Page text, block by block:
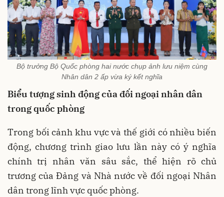
Bộ trưởng Bộ Quốc phòng hai nước chụp ảnh lưu niệm cùng
Nhân dân 2 ấp vừa ký kết nghĩa
Biểu tượng sinh động của đối ngoại nhân dân
trong quốc phòng
Trong bối cảnh khu vực và thế giới có nhiều biến
động, chương trình giao lưu lần này có ý nghĩa
chính trị nhân văn sâu sắc, thể hiện rõ chủ
trương của Đảng và Nhà nước về đối ngoại Nhân
dân trong lĩnh vực quốc phòng.